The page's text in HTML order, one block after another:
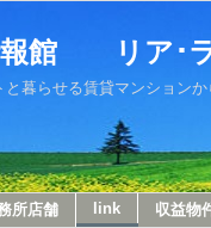
報館 リア･
暮らせる賃貸マンショ
所店舗 link 収益物